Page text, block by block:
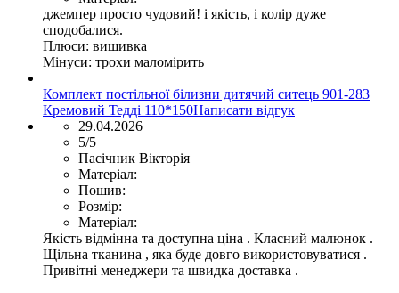
джемпер просто чудовий! і якість, і колір дуже
сподобалися.
Плюси: вишивка
Мінуси: трохи маломірить
Комплект постільної білизни дитячий ситець 901-283
Кремовий Тедді 110*150Написати відгук
29.04.2026
5/5
Пасічник Вікторія
Матеріал:
Пошив:
Розмір:
Матеріал:
Якість відмінна та доступна ціна . Класний малюнок .
Щільна тканина , яка буде довго використовуватися .
Привітні менеджери та швидка доставка .